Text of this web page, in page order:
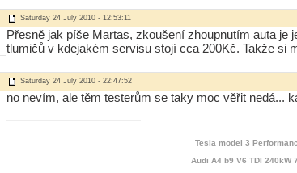
Saturday 24 July 2010 - 12:53:11
Přesně jak píše Martas, zkoušení zhoupnutím auta je
tlumičů v kdejakém servisu stojí cca 200Kč. Takže si
Saturday 24 July 2010 - 22:47:52
no nevím, ale těm testerům se taky moc věřit nedá...
Tesla model 3
Audi A4 b9 V6 TDI 240kW